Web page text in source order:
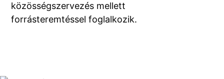
közösségszervezés mellett
forrásteremtéssel foglalkozik.